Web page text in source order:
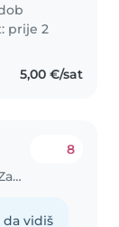
prije 2
5,00 €/sat
Posao čuvanja djece u Zagreb
8
da vidiš